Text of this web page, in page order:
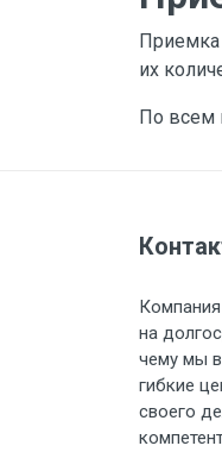
Приемка
их
По всем
на
чему мы
гибкие
своего